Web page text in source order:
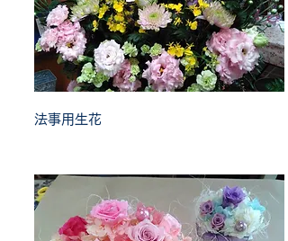
法事用生花